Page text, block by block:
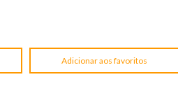
Adicionar aos favoritos